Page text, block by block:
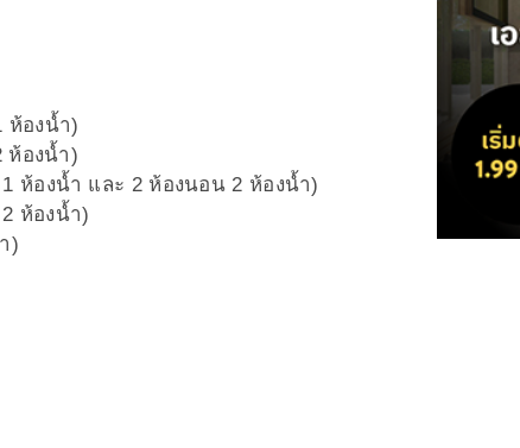
ห้องน้ำ)
ห้องน้ำ)
ห้องน้ำ และ 2 ห้องนอน 2 ห้องน้ำ)
ห้องน้ำ)
)